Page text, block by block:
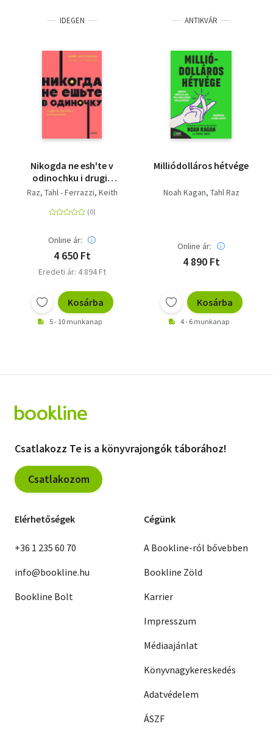
IDEGEN
Nikogda ne esh'te v
odinochku i drugie
pravila networkinga.
Raz, Tahl - Ferrazzi, Keith
Online ár:
4 650 Ft
Eredeti ár: 4 894 Ft
Kosárba
5 - 10 munkanap
ANTIKVÁR
Milliódolláros hétvége
Noah Kagan Tahl Raz
Online ár:
4 890 Ft
Kosárba
4 - 6 munkanap
Csatlakozz Te is a könyvrajongók táborához!
Csatlakozom
Elérhetőségek
+36 1 235 60 70
info@bookline.hu
Bookline Bolt
Cégünk
A Bookline-ról bővebben
Bookline Zöld
Karrier
Impresszum
Médiaajánlat
Könyvnagykereskedés
Adatvédelem
ÁSZF